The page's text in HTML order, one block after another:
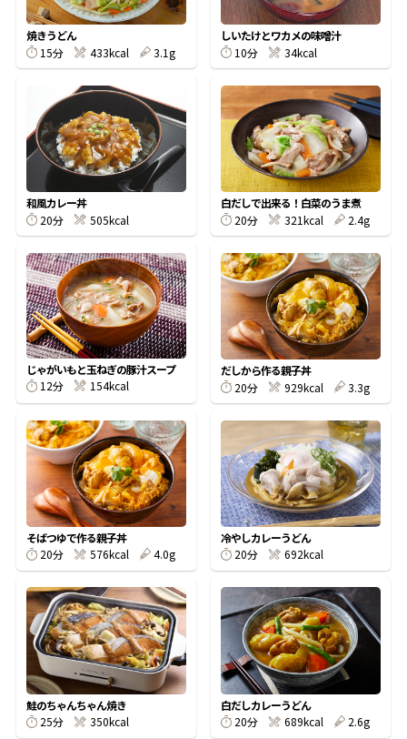
『踊り節』
鰹節屋の
だしパック
商品情報一覧
おすすめサイト
新鮮一番
氷熟®︎
焼きうどん
15分
433kcal 3.1g
しいたけとワカメの味噌汁
10分
34kcal
和風カレー丼
20分
505kcal
白だしで出来る！白菜のうま煮
20分
321kcal 2.4g
じゃがいもと玉ねぎの豚汁スープ
12分
154kcal
だしから作る親子丼
20分
929kcal 3.3g
そばつゆで作る親子丼
20分
576kcal 4.0g
冷やしカレーうどん
20分
692kcal
鮭のちゃんちゃん焼き
25分
350kcal
白だしカレーうどん
20分
689kcal 2.6g